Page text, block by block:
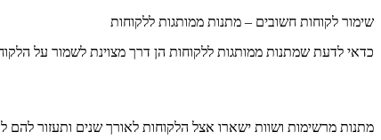
שימור לקוחות חשובים – מתנות ממותגות ללקוחות
כדאי לדעת שמתנות ממותגות ללקוחות הן דרך מצוינת לשמור על
מתנות מרשימות ושוות ישארו אצל הלקוחות לאורך שנים ותעזור